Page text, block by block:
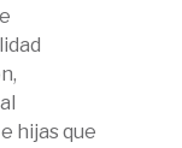
hijas que